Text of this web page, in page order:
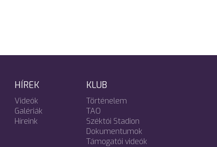
HÍREK
Videók
Galériák
Híreink
KLUB
Történelem
TAO
Széktói Stadion
Dokumentumok
Támogatói videók